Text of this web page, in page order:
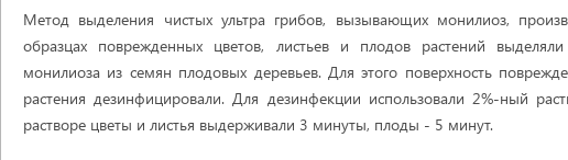
Метод выделения чистых ультра грибов, вызывающих монилиоз,
образцах поврежденных цветов, листьев и плодов растений выделяли
монилиоза из семян плодовых деревьев. Для этого поверхность
растения дезинфицировали. Для дезинфекции использовали 2%-ный
растворе цветы и листья выдерживали 3 минуты, плоды - 5 минут.